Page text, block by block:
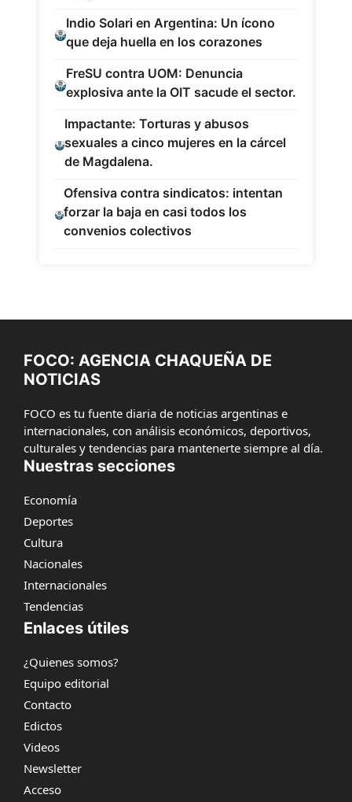
Indio Solari en Argentina: Un ícono
que deja huella en los corazones
FreSU contra UOM: Denuncia
explosiva ante la OIT sacude el sector.
Impactante: Torturas y abusos
sexuales a cinco mujeres en la cárcel
de Magdalena.
Ofensiva contra sindicatos: intentan
forzar la baja en casi todos los
convenios colectivos
FOCO: AGENCIA CHAQUEÑA DE
NOTICIAS
FOCO es tu fuente diaria de noticias argentinas e
internacionales, con análisis económicos, deportivos,
culturales y tendencias para mantenerte siempre al día.
Nuestras secciones
Economía
Deportes
Cultura
Nacionales
Internacionales
Tendencias
Enlaces útiles
¿Quienes somos?
Equipo editorial
Contacto
Edictos
Videos
Newsletter
Acceso